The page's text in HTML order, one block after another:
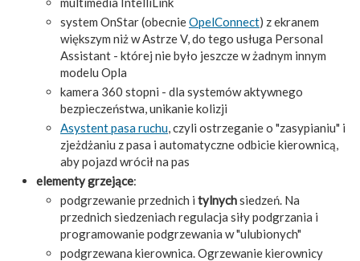
system OnStar (obecnieOpelConnect) z ekranem
większym niż w Astrze V, do tego usługa Personal
Assistant - której nie było jeszcze w żadnym innym
modelu Opla
kamera 360 stopni - dla systemów aktywnego
bezpieczeństwa, unikanie kolizji
Asystent pasa ruchu, czyli ostrzeganie o "zasypianiu" i
zjeżdżaniu z pasa i automatyczne odbicie kierownicą,
aby pojazd wrócił na pas
elementy grzejące:
podgrzewanie przednich i tylnychsiedzeń. Na
przednich siedzeniach regulacja siły podgrzania i
programowanie podgrzewania w "ulubionych"
podgrzewana kierownica. Ogrzewanie kierownicy